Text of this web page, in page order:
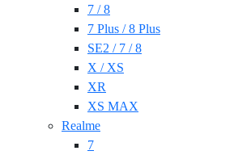
7 / 8
7 Plus / 8 Plus
SE2 / 7 / 8
X / XS
XR
XS MAX
Realme
7